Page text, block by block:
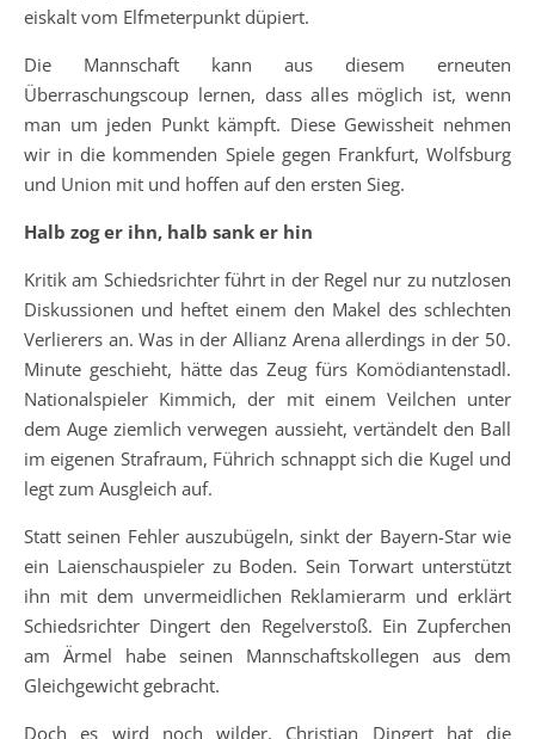
eiskalt vom Elfmeterpunkt düpiert.
Die Mannschaft kann aus diesem erneuten
Überraschungscoup lernen, dass alles möglich ist, wenn
man um jeden Punkt kämpft. Diese Gewissheit nehmen
wir in die kommenden Spiele gegen Frankfurt, Wolfsburg
und Union mit und hoffen auf den ersten Sieg.
Halb zog er ihn, halb sank er hin
Kritik am Schiedsrichter führt in der Regel nur zu nutzlosen
Diskussionen und heftet einem den Makel des schlechten
Verlierers an. Was in der Allianz Arena allerdings in der 50.
Minute geschieht, hätte das Zeug fürs Komödiantenstadl.
Nationalspieler Kimmich, der mit einem Veilchen unter
dem Auge ziemlich verwegen aussieht, vertändelt den Ball
im eigenen Strafraum, Führich schnappt sich die Kugel und
legt zum Ausgleich auf.
Statt seinen Fehler auszubügeln, sinkt der Bayern-Star wie
ein Laienschauspieler zu Boden. Sein Torwart unterstützt
ihn mit dem unvermeidlichen Reklamierarm und erklärt
Schiedsrichter Dingert den Regelverstoß. Ein Zupferchen
am Ärmel habe seinen Mannschaftskollegen aus dem
Gleichgewicht gebracht.
Doch es wird noch wilder. Christian Dingert hat die